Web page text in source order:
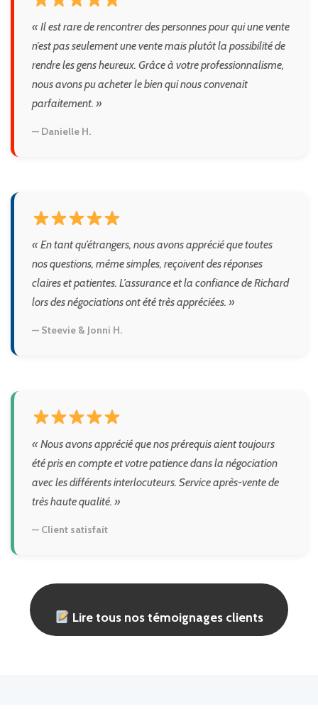
« Il est rare de rencontrer des personnes pour qui une vente
n’est pas seulement une vente mais plutôt la possibilité de
rendre les gens heureux. Grâce à votre professionnalisme,
nous avons pu acheter le bien qui nous convenait
parfaitement. »
— Danielle H.
« En tant qu’étrangers, nous avons apprécié que toutes
nos questions, même simples, reçoivent des réponses
claires et patientes. L’assurance et la confiance de Richard
lors des négociations ont été très appréciées. »
— Steevie & Jonni H.
« Nous avons apprécié que nos prérequis aient toujours
été pris en compte et votre patience dans la négociation
avec les différents interlocuteurs. Service après-vente de
très haute qualité. »
— Client satisfait
Lire tous nos témoignages clients